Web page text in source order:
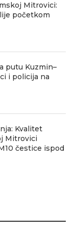
Mitrovici:
početkom
putu Kuzmin–
i policija na
Kvalitet
Mitrovici
čestice ispod